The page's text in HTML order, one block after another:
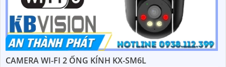
CAMERA WI-FI 2 ỐNG KÍNH KX-SM6L